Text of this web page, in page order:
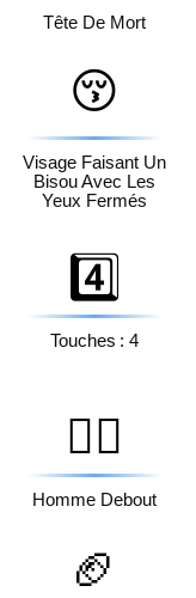
Tête De Mort
😚
Visage Faisant Un
Bisou Avec Les
Yeux Fermés
4️⃣
Touches : 4
🧍‍♂️
Homme Debout
🏈